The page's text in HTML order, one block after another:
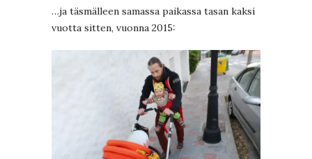
…ja täsmälleen samassa paikassa tasan kaksi
vuotta sitten, vuonna 2015: